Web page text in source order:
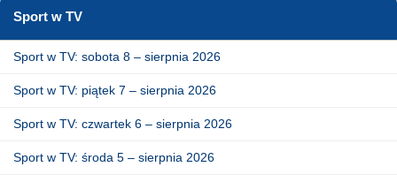
Sport w TV
Sport w TV: sobota 8 – sierpnia 2026
Sport w TV: piątek 7 – sierpnia 2026
Sport w TV: czwartek 6 – sierpnia 2026
Sport w TV: środa 5 – sierpnia 2026